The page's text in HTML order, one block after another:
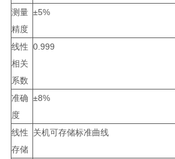
测量
精度
±5%
线性
相关
系数
0.999
准确
度
±8%
线性
存储
关机可存储标准曲线